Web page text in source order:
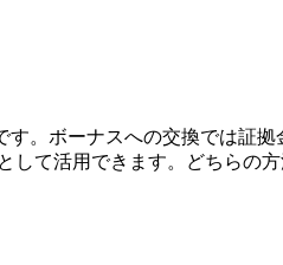
。ボーナスへの交換では証
て活用できます。どちらの